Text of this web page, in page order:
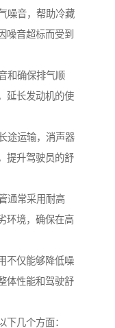
噪音，帮助冷藏
噪音超标而受到
和确保排气顺
延长发动机的使
途运输，消声器
提升驾驶员的舒
通常采用耐高
环境，确保在高
不仅能够降低噪
体性能和驾驶舒
下几个方面：